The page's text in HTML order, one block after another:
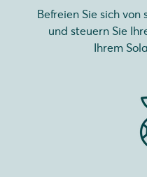
Befreien Sie sich
und steuern Sie
Ihrem